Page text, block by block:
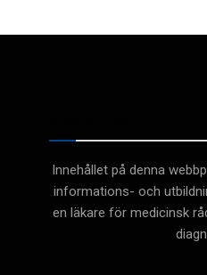
Innehållet på denna
informations- och
en läkare för medicinsk